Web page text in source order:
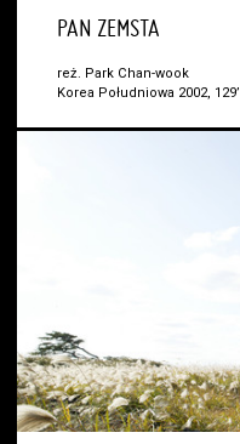
PAN ZEMSTA
reż. Park Chan-wook
Korea Południowa 2002, 129’